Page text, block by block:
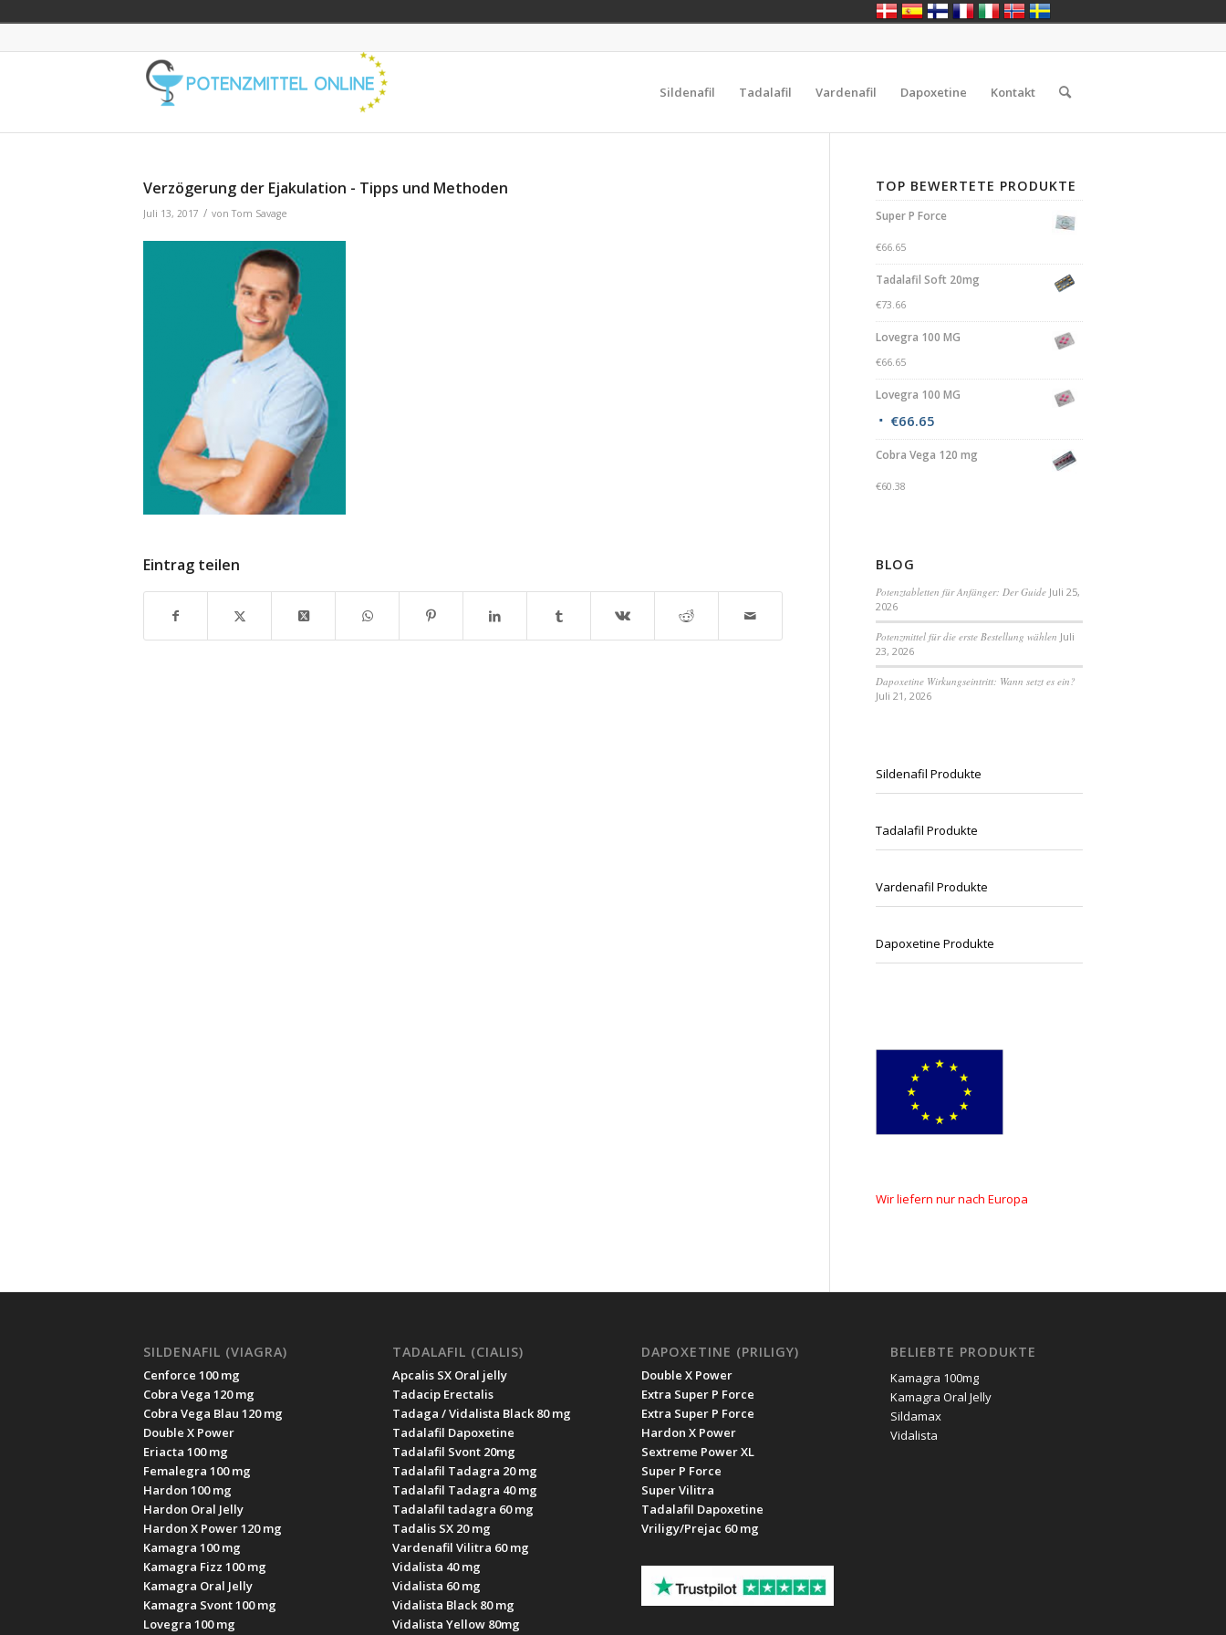
Sildenafil Tadalafil Vardenafil Dapoxetine Kontakt
Verzögerung der Ejakulation - Tipps und Methoden
Juli 13, 2017 / vonTom Savage
Eintrag teilen
TOP BEWERTETE PRODUKTE
Super P Force
€66.65
Tadalafil Soft 20mg
€73.66
Lovegra 100 MG
€66.65
Lovegra 100 MG
€66.65
Cobra Vega 120 mg
€60.38
BLOG
Potenztabletten für Anfänger: Der Guide Juli 25,
2026
Potenzmittel für die erste Bestellung wählen Juli
23, 2026
Dapoxetine Wirkungseintritt: Wann setzt es ein?
Juli 21, 2026
Sildenafil Produkte
Tadalafil Produkte
Vardenafil Produkte
Dapoxetine Produkte
Wirliefern nur nach Europa
SILDENAFIL (VIAGRA)
Cenforce 100 mg
Cobra Vega 120 mg
Cobra Vega Blau 120 mg
Double X Power
Eriacta 100 mg
Femalegra 100 mg
Hardon 100 mg
Hardon Oral Jelly
Hardon X Power 120 mg
Kamagra 100 mg
Kamagra Fizz 100 mg
Kamagra Oral Jelly
Kamagra Svont 100 mg
Lovegra 100 mg
TADALAFIL (CIALIS)
Apcalis SX Oral jelly
Tadacip Erectalis
Tadaga / Vidalista Black 80 mg
Tadalafil Dapoxetine
Tadalafil Svont 20mg
Tadalafil Tadagra 20 mg
Tadalafil Tadagra 40 mg
Tadalafil tadagra 60 mg
Tadalis SX 20 mg
Vardenafil Vilitra 60 mg
Vidalista 40 mg
Vidalista 60 mg
Vidalista Black 80 mg
Vidalista Yellow 80mg
DAPOXETINE (PRILIGY)
Double X Power
Extra Super P Force
Extra Super P Force
Hardon X Power
Sextreme Power XL
Super P Force
Super Vilitra
Tadalafil Dapoxetine
Vriligy/Prejac 60 mg
BELIEBTE PRODUKTE
Kamagra 100mg
Kamagra Oral Jelly
Sildamax
Vidalista